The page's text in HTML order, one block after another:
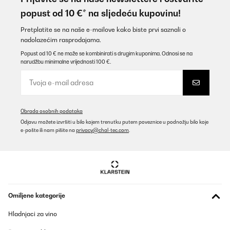
ist echt mega, robust und einfach zu bedienen. Keine unnötigen
Funktionen.
Amazon-Benutzer
Prevedi
POTVRĐENI PREGLED
11/08/2025
Usuario/a de amazon
Top
Amazon user
popust od 10 €* na sljedeću kupovinu!
Pretplatite se na naše e-mailove kako biste prvi saznali o
nadolazećim rasprodajama.
Popust od 10 € ne može se kombinirati s drugim kuponima. Odnosi se na
narudžbu minimalne vrijednosti 100 €.
Obrada osobnih podataka
Odjavu možete izvršiti u bilo kojem trenutku putem poveznice u podnožju bilo koje
e-pošte ili nam pišite na privacy@chal-tec.com
Omiljene kategorije
Hladnjaci za vino